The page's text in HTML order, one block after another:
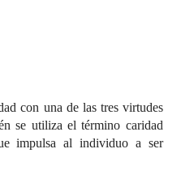
con una de las tres virtudes
se utiliza el término caridad
impulsa al individuo a ser